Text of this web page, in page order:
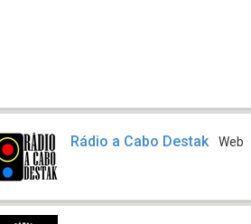
Rádio a Cabo Destak Web